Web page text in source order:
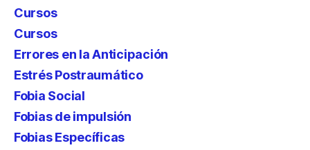
Cursos
Cursos
Errores en la Anticipación
Estrés Postraumático
Fobia Social
Fobias de impulsión
Fobias Específicas